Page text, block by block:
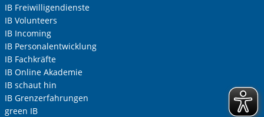
IB Freiwilligendienste
IB Volunteers
IB Incoming
IB Personalentwicklung
IB Fachkräfte
IB Online Akademie
IB schaut hin
IB Grenzerfahrungen
green IB